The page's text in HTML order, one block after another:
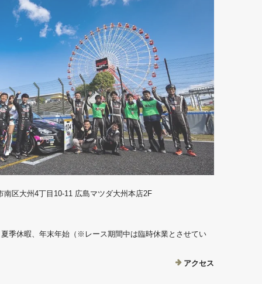
区大州4丁目10-11 広島マツダ大州本店2F
季休暇、年末年始（※レース期間中は臨時休業とさせてい
アクセス